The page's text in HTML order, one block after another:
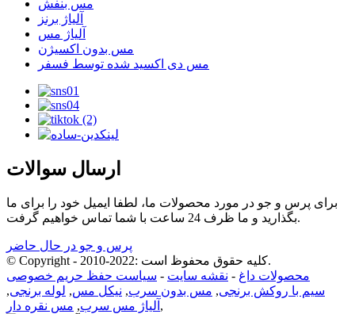
مس بنفش
آلیاژ برنز
آلیاژ مس
مس بدون اکسیژن
مس دی اکسید شده توسط فسفر
ارسال سوالات
برای پرس و جو در مورد محصولات ما، لطفا ایمیل خود را برای ما
بگذارید و ما ظرف 24 ساعت با شما تماس خواهیم گرفت.
پرس و جو در حال حاضر
© Copyright - 2010-2022: کلیه حقوق محفوظ است.
محصولات داغ - نقشه سایت - سیاست حفظ حریم خصوصی
سیم با روکش برنجی, مس بدون سرب, نیکل مس, لوله برنجی,
آلیاژ مس سرب, مس نقره دار ,